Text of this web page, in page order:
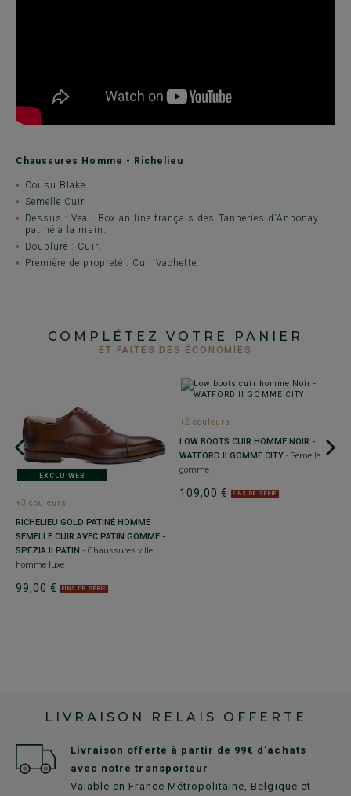
Chaussures Homme - Richelieu
Cousu Blake.
Semelle Cuir.
Dessus : Veau Box aniline français des Tanneries d'Annonay
patiné à la main.
Doublure : Cuir.
Première de propreté : Cuir Vachette.
COMPLÉTEZ VOTRE PANIER
ET FAITES DES ÉCONOMIES
EXCLU WEB
+3 couleurs
RICHELIEU GOLD PATINÉ HOMME
SEMELLE CUIR AVEC PATIN GOMME -
SPEZIA II PATIN - Chaussures ville
homme luxe
99,00 € FINS DE SÉRIE
+2 couleurs
LOW BOOTS CUIR HOMME NOIR -
WATFORD II GOMME CITY - Semelle
gomme
109,00 € FINS DE SÉRIE
LIVRAISON RELAIS OFFERTE
Livraison offerte à partir de 99€ d'achats
avec notre transporteur
Valable en France Métropolitaine, Belgique et